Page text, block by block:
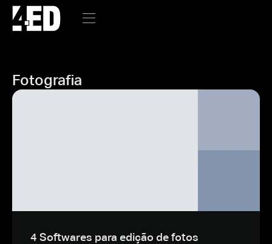
Fotografia
4 Softwares para edição de fotos